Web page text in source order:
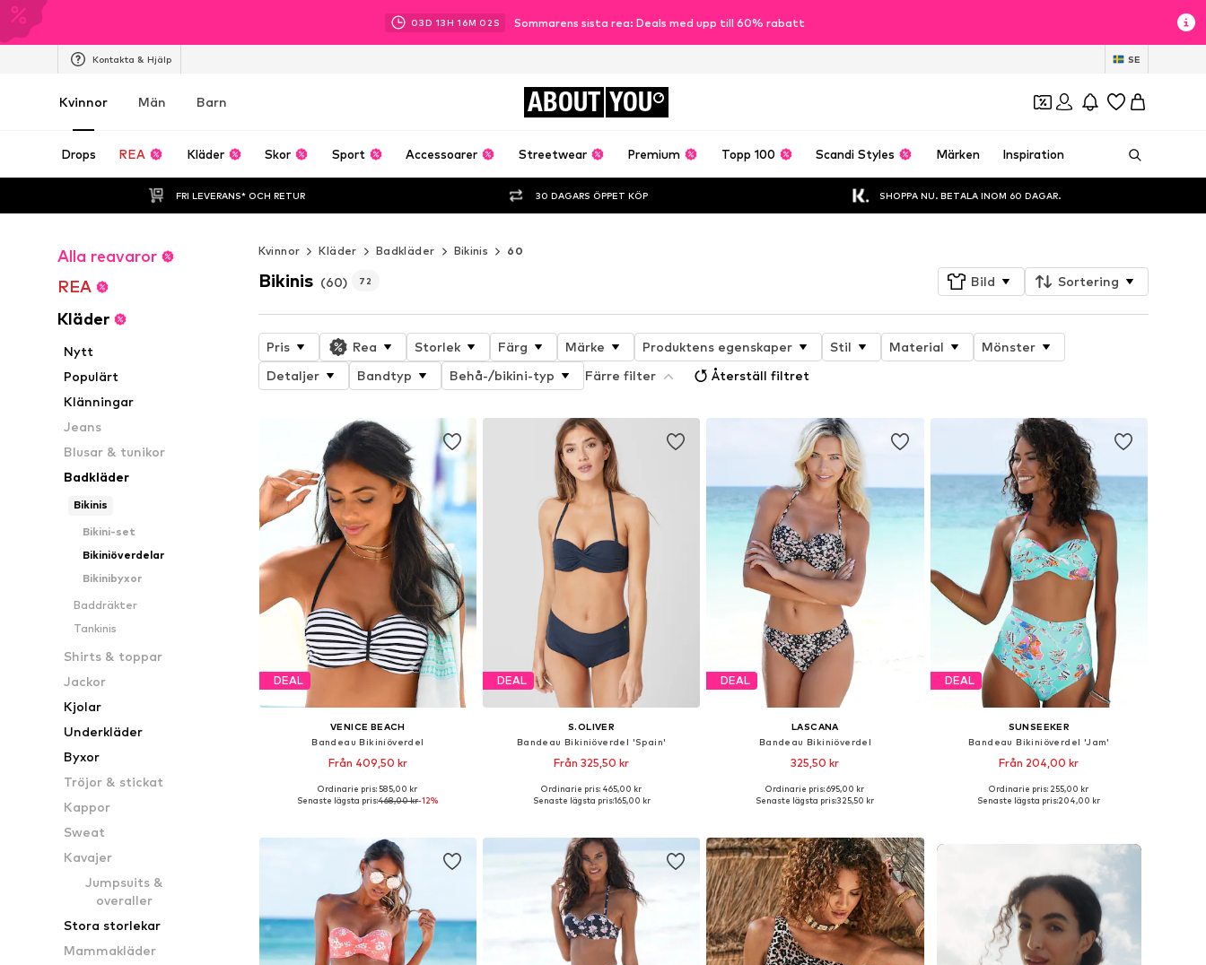
03D 13H 15M 59 S Sommarens sista rea: Deals med upp till 60% rabatt
Kontakta & Hjälp SE
Kvinnor Män Barn ABOUT YOU
Drops REA Kläder Skor Sport Accessoarer Streetwear Premium Topp 100 Scandi Styles Märken Inspiration
FRI LEVERANS* OCH RETUR 30 DAGARS ÖPPET KÖP SHOPPA NU. BETALA INOM 60 DAGAR.
Alla reavaror
REA
Kläder
Nytt
Populärt
Klänningar
Jeans
Blusar & tunikor
Badkläder
Bikinis
Bikini-set
Bikiniöverdelar
Bikinibyxor
Baddräkter
Tankinis
Shirts & toppar
Jackor
Kjolar
Underkläder
Byxor
Tröjor & stickat
Kappor
Sweat
Kavajer
Jumpsuits &
overaller
Stora storlekar
Mammakläder
Kvinnor Kläder Badkläder Bikinis 60
Bikinis (60) 72 Bild Sortering
Pris Rea Storlek Färg Märke Produktens egenskaper Stil Material
Mönster
Detaljer
Bandtyp Behå-/bikini-typ Färre filter Återställ filtret
DEAL
VENICE BEACH
Bandeau Bikiniöverdel
Från 409,50 kr
+4
Tillgänglig i många storlekar
Ordinarie pris: 585,00 kr
Senaste lägsta pris:468,00 kr-12%
DEAL
S.OLIVER
Bandeau Bikiniöverdel 'Spain'
Från 325,50 kr
+3
Tillgänglig i många storlekar
Ordinarie pris: 465,00 kr
Senaste lägsta pris:165,00 kr
DEAL
LASCANA
Bandeau Bikiniöverdel
325,50 kr
Tillgänglig i många storlekar
Ordinarie pris: 695,00 kr
Senaste lägsta pris:325,50 kr
DEAL
SUNSEEKER
Bandeau Bikiniöverdel 'Jam'
Från 204,00 kr
Tillgänglig i många storlekar
Ordinarie pris: 255,00 kr
Senaste lägsta pris:204,00 kr